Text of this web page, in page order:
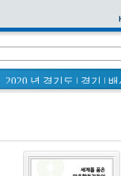
2020 년 경기도 | 경기 | 배
2021 경기도 공동주택 품
공동주택|국토의 계획
2020|